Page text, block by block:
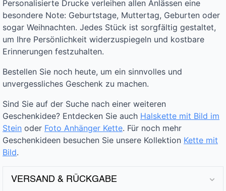
Personalisierte Drucke verleihen allen Anlässen eine
besondere Note: Geburtstage, Muttertag, Geburten oder
sogar Weihnachten. Jedes Stück ist sorgfältig gestaltet,
um Ihre Persönlichkeit widerzuspiegeln und kostbare
Erinnerungen festzuhalten.
Bestellen Sie noch heute, um ein sinnvolles und
unvergessliches Geschenk zu machen.
Sind Sie auf der Suche nach einer weiteren
Geschenkidee? Entdecken Sie auch Halskette mit Bild im
Stein oder Foto Anhänger Kette. Für noch mehr
Geschenkideen besuchen Sie unsere Kollektion Kette mit
Bild.
VERSAND & RÜCKGABE